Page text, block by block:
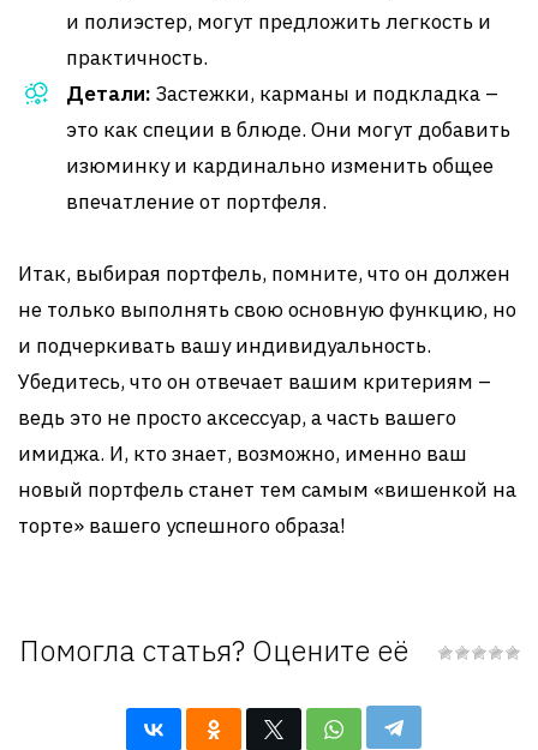
и полиэстер, могут предложить легкость и
практичность.
Детали: Застежки, карманы и подкладка –
это как специи в блюде. Они могут добавить
изюминку и кардинально изменить общее
впечатление от портфеля.
Итак, выбирая портфель, помните, что он должен
не только выполнять свою основную функцию, но
и подчеркивать вашу индивидуальность.
Убедитесь, что он отвечает вашим критериям –
ведь это не просто аксессуар, а часть вашего
имиджа. И, кто знает, возможно, именно ваш
новый портфель станет тем самым «вишенкой на
торте» вашего успешного образа!
Помогла статья? Оцените её